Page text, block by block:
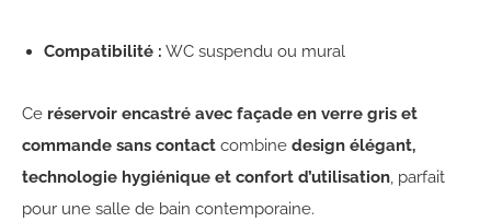
Compatibilité : WC suspendu ou mural
Ce réservoir encastré avec façade en verre gris et
commande sans contact combine design élégant,
technologie hygiénique et confort d’utilisation, parfait
pour une salle de bain contemporaine.